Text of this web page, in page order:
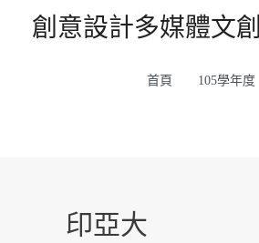
創意設計多媒體文
首頁 105學年度
印亞大